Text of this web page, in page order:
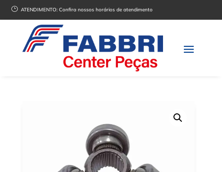
} ATENDIMENTO:Confira nossos horários de atendimento